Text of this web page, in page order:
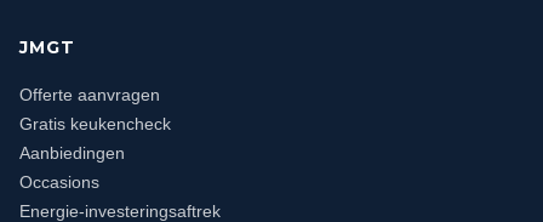
JMGT
Offerte aanvragen
Gratis keukencheck
Aanbiedingen
Occasions
Energie-investeringsaftrek